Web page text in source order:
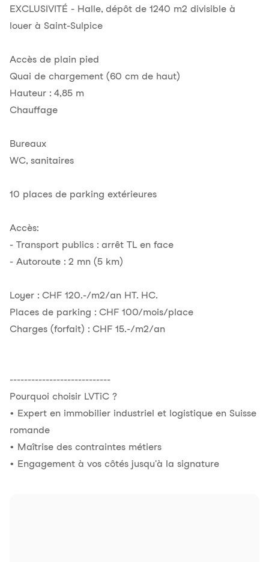
EXCLUSIVITÉ - Halle, dépôt de 1240 m2 divisible à
louer à Saint-Sulpice
Accès de plain pied
Quai de chargement (60 cm de haut)
Hauteur : 4,85 m
Chauffage
Bureaux
WC, sanitaires
10 places de parking extérieures
Accès:
- Transport publics : arrêt TL en face
- Autoroute : 2 mn (5 km)
Loyer : CHF 120.-/m2/an HT. HC.
Places de parking : CHF 100/mois/place
Charges (forfait) : CHF 15.-/m2/an
----------------------------
Pourquoi choisir LVTiC ?
• Expert en immobilier industriel et logistique en Suisse
romande
• Maîtrise des contraintes métiers
• Engagement à vos côtés jusqu'à la signature